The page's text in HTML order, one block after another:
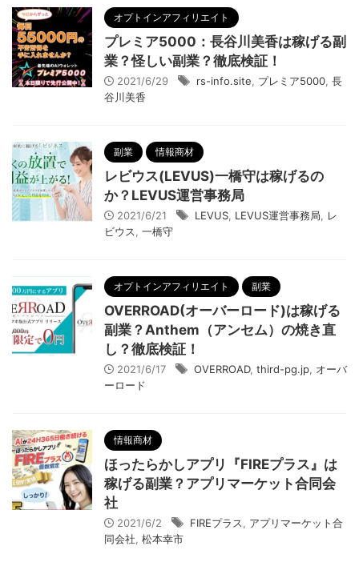
オプトインアフィリエイト
プレミア5000：長谷川美香は稼げる副
業？怪しい副業？徹底検証！
2021/6/29 rs-info.site プレミア5000 長
谷川美香
副業 情報商材
レビウス(LEVUS)一橋守は稼げるの
か？LEVUS運営事務局
2021/6/21 LEVUS LEVUS運営事務局
レ
ビウス
一橋守
オプトインアフィリエイト 副業
OVERROAD(オーバーロード)は稼げる
副業？Anthem（アンセム）の焼き直
し？徹底検証！
2021/6/17 OVERROAD, third-pg.jp オーバ
ーロード
情報商材
ほったらかしアプリ『FIREプラス』は
稼げる副業？アプリマーケット合同会
社
2021/6/2 FIREプラス
アプリマーケット合
同会社 松本幸市